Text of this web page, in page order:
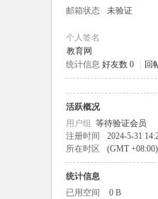
邮箱状态
未验证
个人签名
教育网
统计信息 好友数 0 回
活跃概况
用户组 等待验证会员
注册时间
2024-5-31
所在时区
(GMT
统计信息
已用空间
0 B